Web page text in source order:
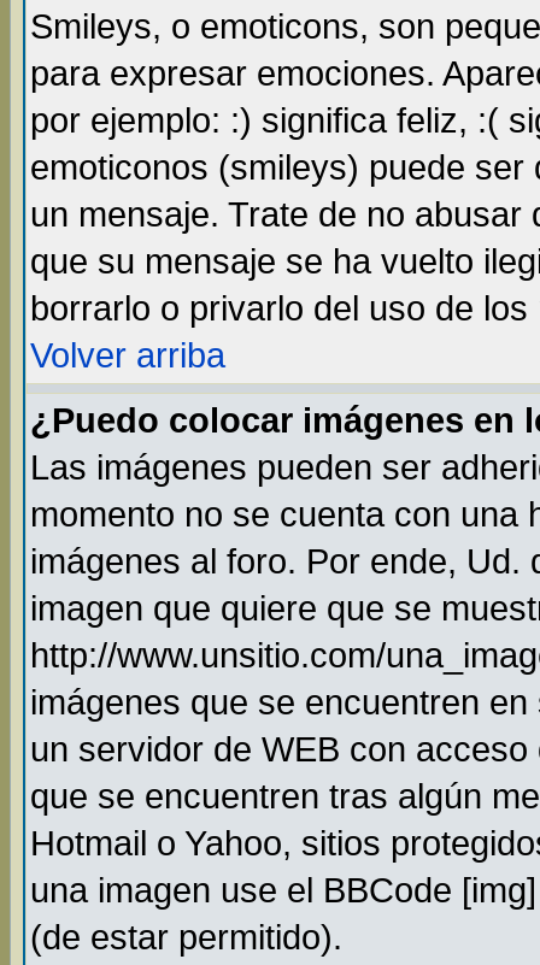
Smileys, o emoticons, son
para expresar emociones.
por ejemplo: :) significa feliz, :(
emoticonos (smileys) puede
un mensaje. Trate de no
que su mensaje se ha vuelto
borrarlo o privarlo del uso de los
Volver arriba
¿Puedo colocar imágenes en
Las imágenes pueden ser
momento no se cuenta con una
imágenes al foro. Por ende,
imagen que quiere que se
http://www.unsitio.com/
imágenes que se encuentren
un servidor de WEB con
que se encuentren tras algún
Hotmail o Yahoo, sitios
una imagen use el BBCode
(de estar permitido).